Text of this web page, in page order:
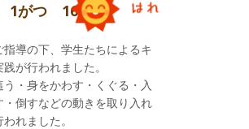
1がつ 16にち
導の下、学生たちによるキ
が行われました。
・身をかわす・くぐる・入
・倒すなどの動きを取り入れ
れました。